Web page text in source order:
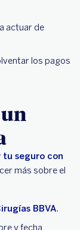
actuar de
los pagos
seguro con
más sobre el
BBVA.
y fecha